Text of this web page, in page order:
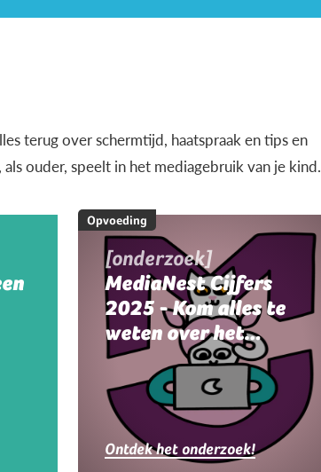
terug over schermtijd, haatspraak en tips en
ouder, speelt in het mediagebruik van je kind.
Opvoeding
[onderzoek]
MediaNest Cijfers
2025 - Kom alles te
weten over het
mediagebruik en de
mediaopvoeding in
gezinnen
Ontdek het onderzoek!